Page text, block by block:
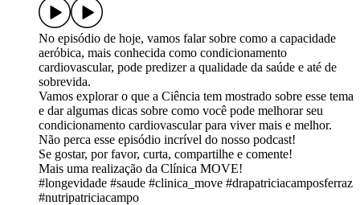
No episódio de hoje, vamos falar sobre como a capacidade
aeróbica, mais conhecida como condicionamento
cardiovascular, pode predizer a qualidade da saúde e até de
sobrevida.
Vamos explorar o que a Ciência tem mostrado sobre esse tema
e dar algumas dicas sobre como você pode melhorar seu
condicionamento cardiovascular para viver mais e melhor.
Não perca esse episódio incrível do nosso podcast!
Se gostar, por favor, curta, compartilhe e comente!
Mais uma realização da Clínica MOVE!
#longevidade​ #saude​ #clinica_move​ #drapatriciacamposferraz​
#nutripatriciacampo